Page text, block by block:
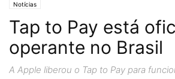
Notícias
Tap to Pay está
operante no Brasil
A Apple liberou o Tap to Pay para